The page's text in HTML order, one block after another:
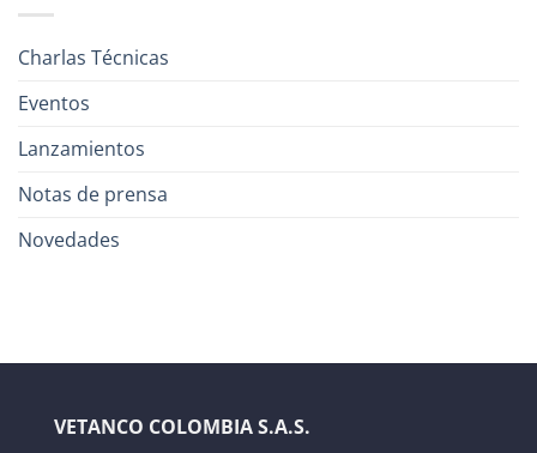
Charlas Técnicas
Eventos
Lanzamientos
Notas de prensa
Novedades
VETANCO COLOMBIA S.A.S.